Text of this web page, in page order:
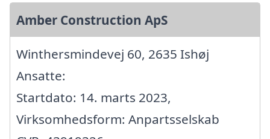
Amber Construction ApS
Winthersmindevej 60, 2635 Ishøj
Ansatte:
Startdato: 14. marts 2023,
Virksomhedsform: Anpartsselskab